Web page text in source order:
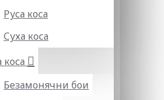
Руса коса
Суха коса
коса
Безамонячни бои